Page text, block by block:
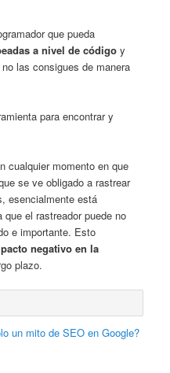
que pueda
a nivel de código y
las consigues de manera
para encontrar y
cualquier momento en que
se ve obligado a rastrear
esencialmente está
el rastreador puede no
e importante. Esto
negativo en la
plazo.
un mito de SEO en Google?